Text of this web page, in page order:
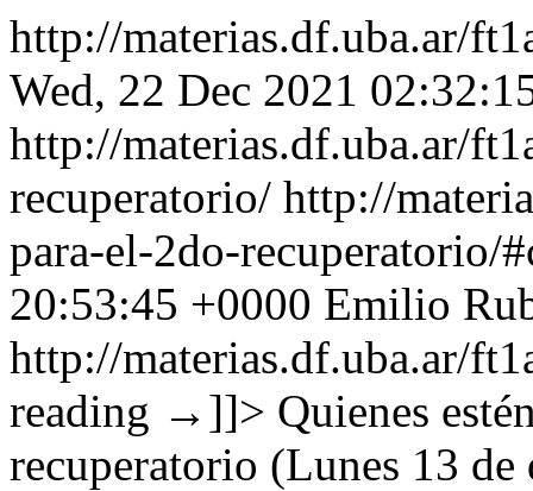
http://materias.df.uba.ar/
Wed, 22 Dec 2021
http://materias.df.uba.ar/
recuperatorio/ http://
para-el-2do-recuperatorio/
20:53:45 +0000 Emilio
http://materias.df.uba.ar/
reading → ]]> Quienes
recuperatorio (Lunes 13